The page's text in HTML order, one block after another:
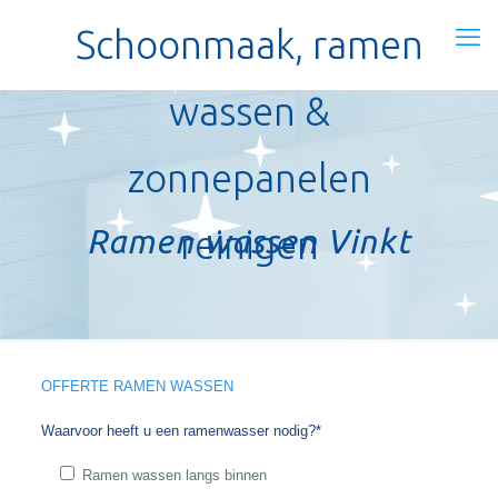
Schoonmaak, ramen
wassen &
zonnepanelen
reinigen
Ramen wassen Vinkt
OFFERTE RAMEN WASSEN
Waarvoor heeft u een ramenwasser nodig?*
Ramen wassen langs binnen